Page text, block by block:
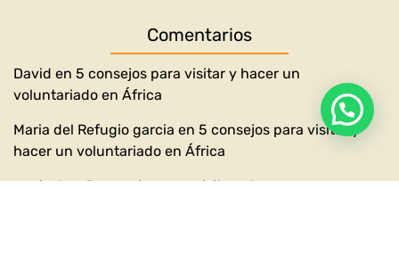
Comentarios
David en 5 consejos para visitar y hacer un
voluntariado en África
Maria del Refugio garcia en 5 consejos para visitar y
hacer un voluntariado en África
marisolen5 consejos para visitar y hacer un